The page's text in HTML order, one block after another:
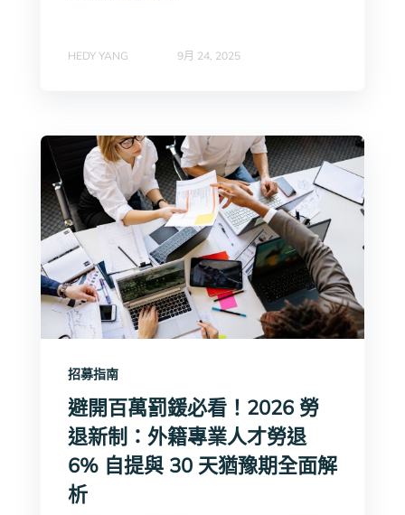
HEDY YANG 9月 24, 2025
招募指南
避開百萬罰鍰必看！2026 勞
退新制：外籍專業人才勞退
6% 自提與 30 天猶豫期全面解
析